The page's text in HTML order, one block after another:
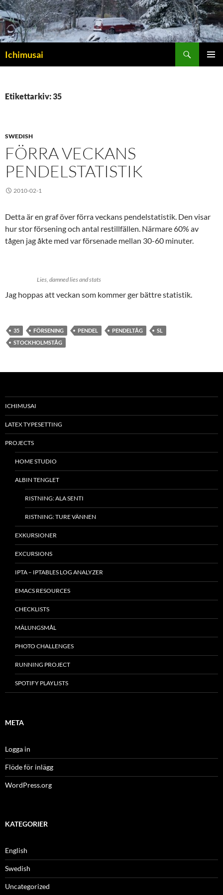
Ichimusai
Etikettarkiv: 35
SWEDISH
FÖRRA VECKANS
PENDELSTATISTIK
2010-02-1
Detta är en graf över förra veckans pendelstatistik. Den visar
hur stor försening och antal restillfällen. Närmare 60% av
tågen jag åkte med var försenade mellan 30-60 minuter.
Lies, damned lies and stats
Jag hoppas att veckan som kommer ger bättre statistik.
35 FÖRSENING PENDEL PENDELTÅG
SL
STOCKHOLMSTÅG
ICHIMUSAI
LATEX TYPESETTING
PROJECTS
HOME STUDIO
ALBIN TENGLET
RISTNING: ALA SENTI
RISTNING: TURE VÄNNEN
EXKURSIONER
EXCURSIONS
IPTA – IPTABLES LOG ANALYZER
EMACS RESOURCES
CHECKLISTS
MÂLUNGSMÅL
PHOTO CHALLENGES
RUNNING PROJECT
SPOTIFY PLAYLISTS
META
Logga in
Flöde för inlägg
WordPress.org
KATEGORIER
English
Swedish
Uncategorized